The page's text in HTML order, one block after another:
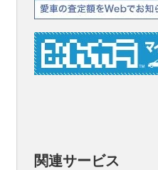
関連サービス